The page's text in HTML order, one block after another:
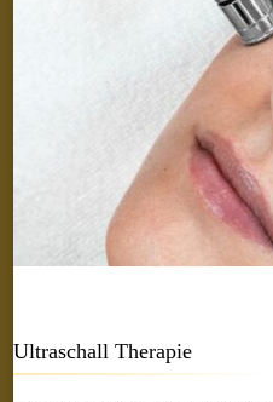
Ultraschall Therapie